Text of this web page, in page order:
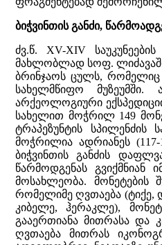
ბიჭვინთის განძი,
ძვ.წ. XV-XIV
მახლობლად სოფ.
ბრინჯაოს ცულს,
სახელმწიფო მუზეუმში.
არქეოლოგიური
სახელით მოჭრილ 149
ტრაპეზუნტის სპილენძის
მოჭრილია ადრიანეს
ბიჭვინთის განძის
წარმოდგენას გვიქმნიან
მოსახლეობა. მონეტების
რომელიმე ღვთაება (ტიქე,
კიბელე, ჰერაკლე),
გააერთიანა მითრასა და
ღვთაება მითრას